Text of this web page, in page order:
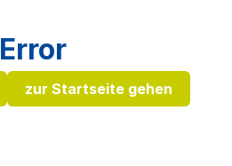
Error
zur Startseite gehen